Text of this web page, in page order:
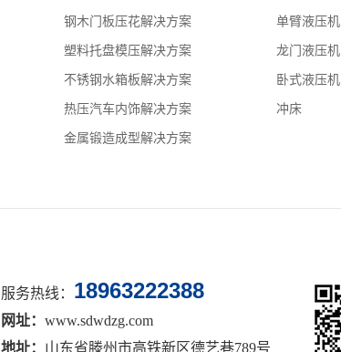
钢木门板压花解决方案
塑料托盘模压解决方案
不锈钢水箱板解决方案
热压汽车内饰解决方案
金属锻造成型解决方案
单臂液压机
龙门液压机
卧式液压机
冲床
服务热线： 18963222388
网址： www.sdwdzg.com
地址： 山东省滕州市高铁新区德艺巷789号